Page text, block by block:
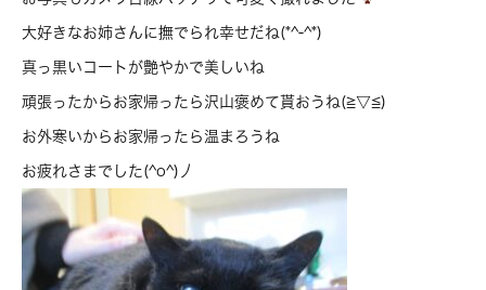
大好きなお姉さんに撫でられ幸せだね(*^-^*)
真っ黒いコートが艶やかで美しいね
頑張ったからお家帰ったら沢山褒めて貰おうね(≧▽≦)
お外寒いからお家帰ったら温まろうね
お疲れさまでした(^o^)丿